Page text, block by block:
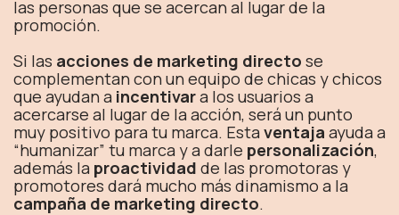
las personas que se acercan al lugar de la
promoción.
Si las acciones de marketing directo se
complementan con un equipo de chicas y chicos
que ayudan a incentivara los usuarios a
acercarse al lugar de la acción, será un punto
muy positivo para tu marca. Estaventaja ayuda a
“humanizar” tu marca y a darle personalización,
además la proactividad de las promotoras y
promotores dará mucho más dinamismo a la
campaña de marketing directo.